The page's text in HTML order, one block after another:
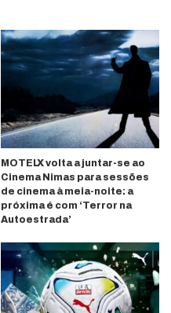
MOTELX volta a juntar-se ao
Cinema Nimas para sessões
de cinema à meia-noite: a
próxima é com ‘Terror na
Autoestrada’